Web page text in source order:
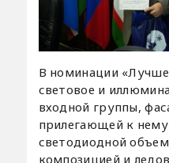
В номинации
световое и
входной группы,
прилегающей к
светодиодной
композицией и